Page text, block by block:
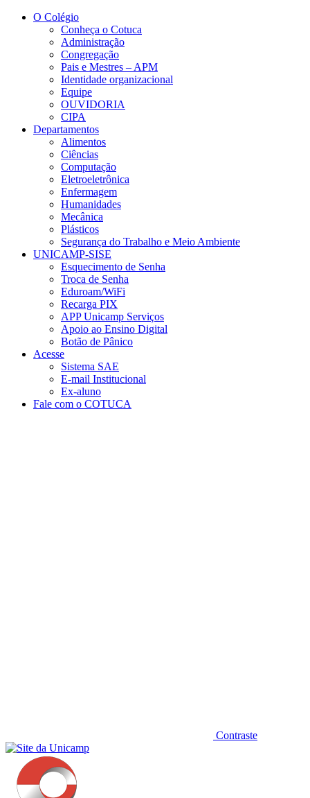
Conteúdo principal
O Colégio
Conheça o Cotuca
Administração
Congregação
Pais e Mestres – APM
Identidade organizacional
Equipe
OUVIDORIA
CIPA
Departamentos
Alimentos
Ciências
Computação
Eletroeletrônica
Enfermagem
Humanidades
Mecânica
Plásticos
Segurança do Trabalho e Meio Ambiente
UNICAMP-SISE
Esquecimento de Senha
Troca de Senha
Eduroam/WiFi
Recarga PIX
APP Unicamp Serviços
Apoio ao Ensino Digital
Botão de Pânico
Acesse
Sistema SAE
E-mail Institucional
Ex-aluno
Fale com o COTUCA
Contraste